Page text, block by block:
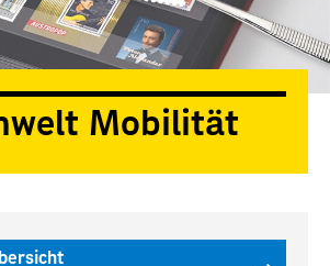
Mobilität